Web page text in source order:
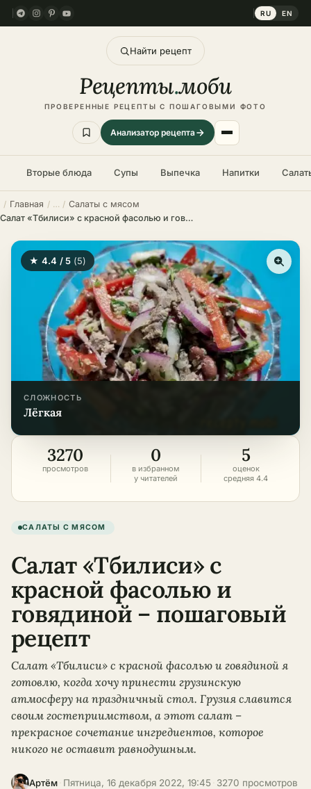
RU EN
Найти рецепт
Рецепты.моби
ПРОВЕРЕННЫЕ РЕЦЕПТЫ С ПОШАГОВЫМИ ФОТО
Анализатор рецепта
Вторые блюда Супы Выпечка Напитки
Главная
Салаты с мясом
Салат «Тбилиси» с красной фасолью и говядиной – пошаговый рецепт
★ 4.4 / 5 (5)
СЛОЖНОСТЬ
лёгкая
3270
просмотров
0
в избранном
у читателей
5
оценок
средняя 4.4
САЛАТЫ С МЯСОМ
Салат «Тбилиси» с
красной фасолью и
говядиной – пошаговый
рецепт
Салат «Тбилиси» с красной фасолью и говядиной я
готовлю, когда хочу принести грузинскую
атмосферу на праздничный стол. Грузия славится
своим гостеприимством, а этот салат –
прекрасное сочетание ингредиентов, которое
никого не оставит равнодушным.
Артём Пятница, 16 декабря 2022, 19:45
3270 просмотров